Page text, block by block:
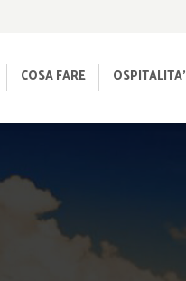
COSA FARE OSPITALITA’